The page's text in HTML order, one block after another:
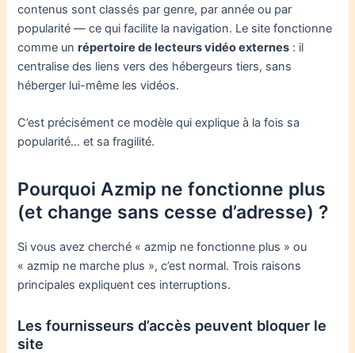
contenus sont classés par genre, par année ou par
popularité — ce qui facilite la navigation. Le site fonctionne
comme unrépertoire de lecteurs vidéo externes : il
centralise des liens vers des hébergeurs tiers, sans
héberger lui-même les vidéos.
C’est précisément ce modèle qui explique à la fois sa
popularité… et sa fragilité.
Pourquoi Azmip ne fonctionne plus
(et change sans cesse d’adresse) ?
Si vous avez cherché « azmip ne fonctionne plus » ou
« azmip ne marche plus », c’est normal. Trois raisons
principales expliquent ces interruptions.
Les fournisseurs d’accès peuvent bloquer le
site